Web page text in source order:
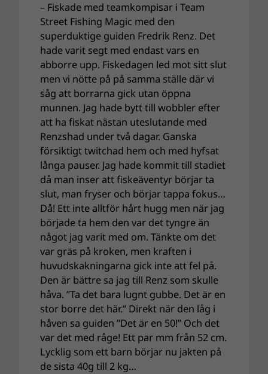
– Fiskade med teamkompisar i Team
Street Fishing Magic med den
superduktige guiden Fredrik Renz. Det
hade varit segt med endast vars en
abborre upp. Fiskedagen led mot sitt slut
men vi nötte på på samma ställe där vi
såg att borrarna gick utan öppna
munnen. Jag hade bytt till wobbler efter
att ha fiskat nästan uteslutande med
Renzshad under två dagar. Ganska
försiktigt twitchad hem och med hyfsat
långa pauser. Jag hade kommit till stadiet
då man inser att fiskeäventyr börjar ta
slut, man fryser och börjar tappa fokus…
Då! Ett inte alltför hårt hugg men när jag
började ta hem den var det tyngre än
något jag varit med om. Tänkte om det
var gräs på kroken, men kraften i
huvudskakningarna gick inte att fel på.
Den är bättre sa jag till Renz som skulle
håva. ”Ta det bara lugnt gubbe. Det är en
stor borre det här.” Direkt när den låg i
håven sa guiden ”Det är en 50!” Och det
var det med råge! Ett par mm från 52 cm.
Lycklig som ett barn börjar nu jakten på
de sista 40g till 2 kg…